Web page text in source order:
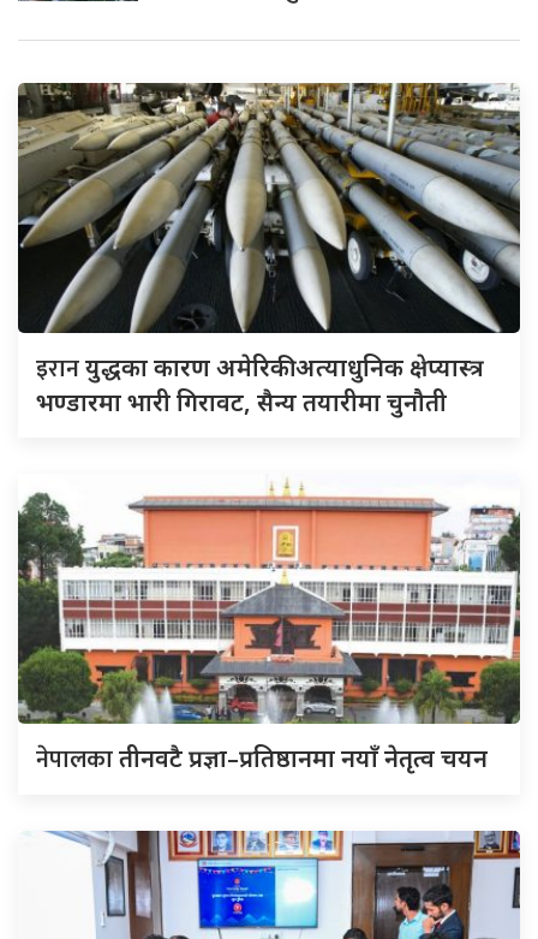
इरानयुद्धका कारण अमेरिकी अत्याधुनिक क्षेप्यास्त्र
भण्डारमा भारी गिरावट, सैन्य तयारीमा चुनौती
नेपालकातीनवटै प्रज्ञा–प्रतिष्ठानमा नयाँ नेतृत्व चयन